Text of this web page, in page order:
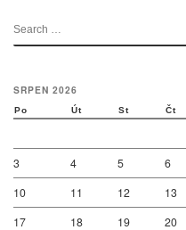
SEARCH
SRPEN 2026
Po Út St Čt
3
4 5 6
10
11 12 13
17
18 19 20